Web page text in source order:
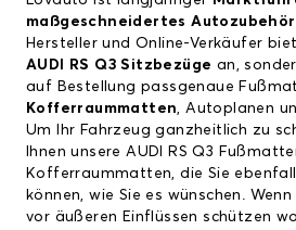
maßgeschneidertes Autozubehör
Hersteller und Online-Verkäufer
AUDI RS Q3 Sitzbezüge an,
auf Bestellung passgenaue
Kofferraummatten, Autoplanen
Um Ihr Fahrzeug ganzheitlich zu
Ihnen unsereAUDI RS Q3
Kofferraummatten, die Sie
können, wie Sie es wünschen. Wenn
vor äußeren Einflüssen schützen